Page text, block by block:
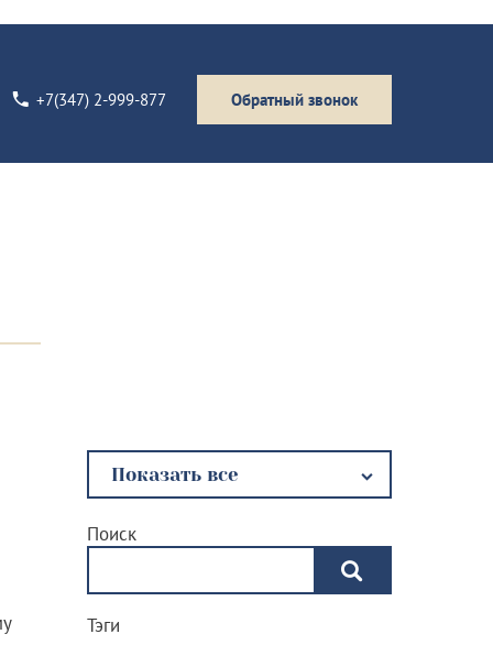
+7(347) 2-999-877 Обратный звонок
Поиск
Тэги